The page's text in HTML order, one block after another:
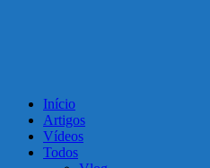
Início
Artigos
Vídeos
Todos